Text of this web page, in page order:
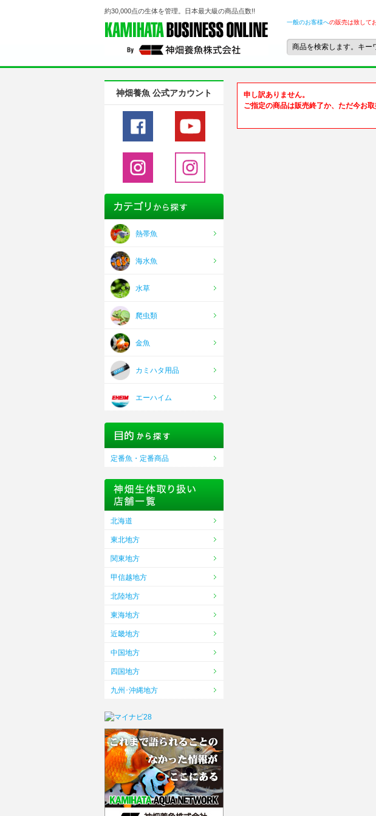
約30,000点の生体を管理。日本最大級の商品点数!!
一般のお客様への販売は致して
申し訳ありません。
ご指定の商品は販売終了か、ただ今お取
神畑養魚 公式アカウント
熱帯魚
海水魚
水草
爬虫類
金魚
カミハタ用品
エーハイム
定番魚・定番商品
北海道
東北地方
関東地方
甲信越地方
北陸地方
東海地方
近畿地方
中国地方
四国地方
九州･沖縄地方